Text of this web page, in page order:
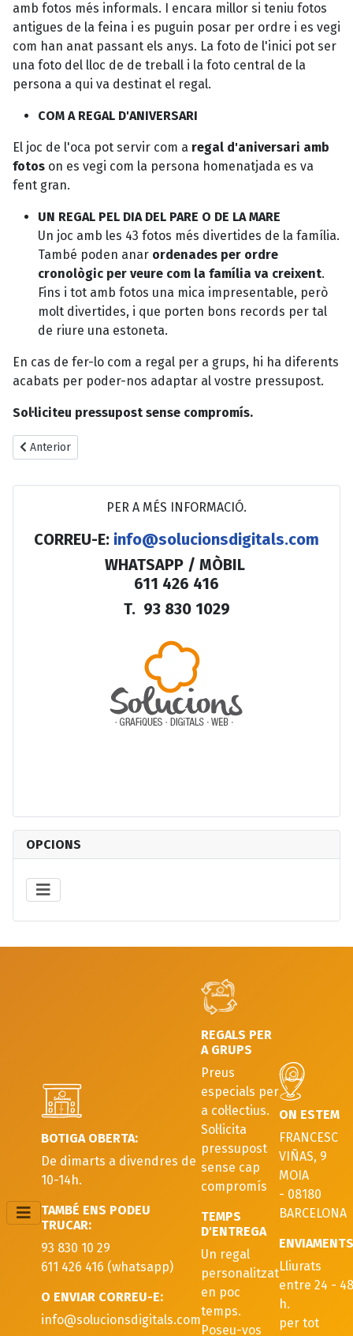
PER A MÉS INFORMACIÓ.
CORREU-E: info@solucionsdigitals.com
WHATSAPP / MÒBIL
611 426 416
T. 93 830 1029
OPCIONS
amb fotos més informals. I encara millor si teniu fotos
antigues de la feina i es puguin posar per ordre i es vegi
com han anat passant els anys. La foto de l'inici pot ser
una foto del lloc de de treball i la foto central de la
persona a qui va destinat el regal.
COM A REGAL D'ANIVERSARI
El joc de l'oca pot servir com a regal d'aniversari amb
fotos on es vegi com la persona homenatjada es va
fent gran.
UN REGAL PEL DIA DEL PARE O DE LA MARE
Un joc amb les 43 fotos més divertides de la família.
També poden anar ordenades per ordre
cronològic per veure com la família va creixent.
Fins i tot amb fotos una mica impresentable, però
molt divertides, i que porten bons records per tal
de riure una estoneta.
En cas de fer-lo com a regal per a grups, hi ha diferents
acabats per poder-nos adaptar al vostre pressupost.
Sol·liciteu pressupost sense compromís.
Article anterior: PARXÍS DE FUSTA
Anterior
BOTIGA OBERTA:
De dimarts a divendres de
10-14h.
TAMBÉ ENS PODEU
TRUCAR:
93 830 10 29
611 426 416 (whatsapp)
O ENVIAR CORREU-E:
info@solucionsdigitals.com
REGALS PER
A GRUPS
Preus
especials per
a col·lectius.
Sol·licita
pressupost
sense cap
compromís
TEMPS
D'ENTREGA
Un regal
personalitzat
en poc
temps.
Poseu-vos
ON ESTEM
FRANCESC
VIÑAS, 9
MOIA
- 08180
BARCELONA
ENVIAMENTS
Lliurats
entre 24 - 48
h.
per tot